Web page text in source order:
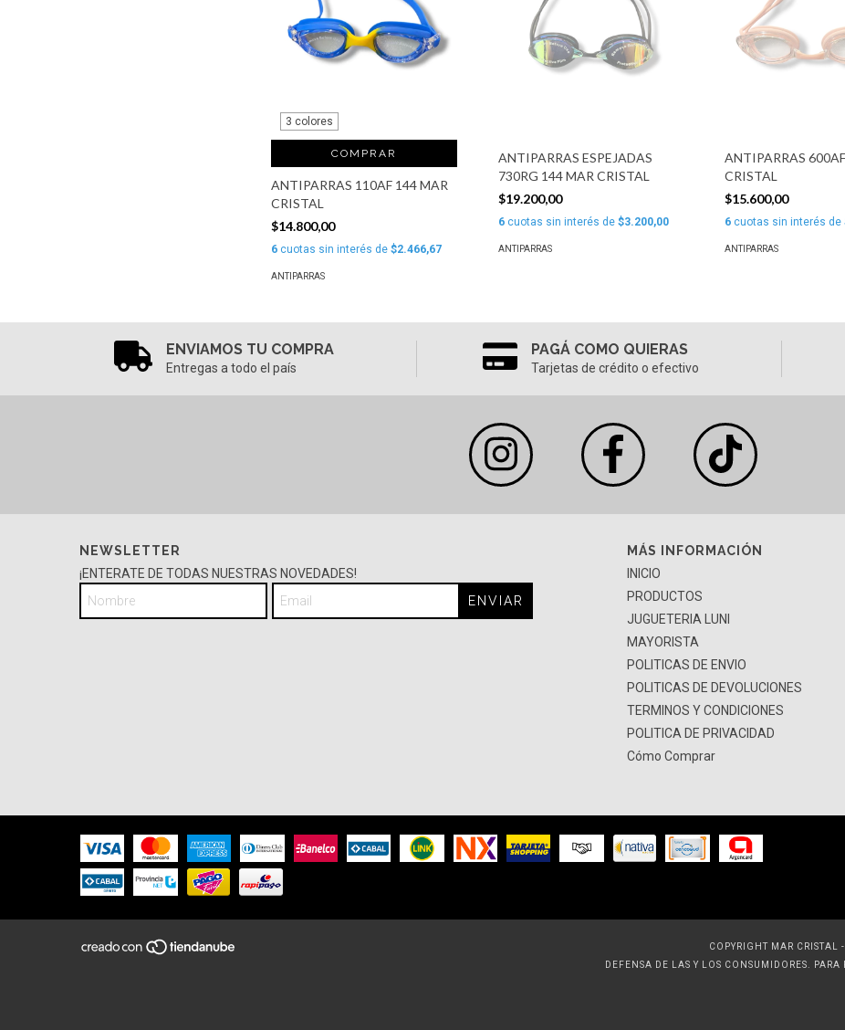
3 colores
COMPRAR
ANTIPARRAS 110AF 144 MAR
CRISTAL
$14.800,00
6 cuotas sin interés de $2.466,67
ANTIPARRAS
ANTIPARRAS ESPEJADAS
730RG 144 MAR CRISTAL
$19.200,00
6cuotas sin interés de $3.200,00
ANTIPARRAS
ANTIPARRAS
CRISTAL
$15.600,00
6 cuotas sin interés de
ANTIPARRAS
ENVIAMOS TU COMPRA
Entregas a todo el país
PAGÁ COMO QUIERAS
Tarjetas de crédito o efectivo
NEWSLETTER
¡ENTERATE DE TODAS NUESTRAS NOVEDADES!
MÁS INFORMACIÓN
INICIO
PRODUCTOS
JUGUETERIA LUNI
MAYORISTA
POLITICAS DE ENVIO
POLITICAS DE DEVOLUCIONES
TERMINOS Y CONDICIONES
POLITICA DE PRIVACIDAD
Cómo Comprar
COPYRIGHT MAR
DEFENSA DE LAS Y LOS CONSUMIDORES. PARA